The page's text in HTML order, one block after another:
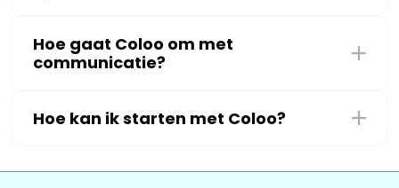
Hoe gaat Coloo om met
communicatie?
Hoe kan ik starten met Coloo?